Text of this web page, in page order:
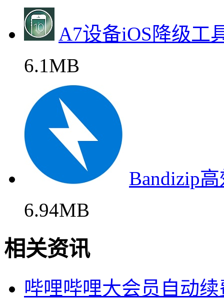
A7设备iOS降级工
6.1MB
Bandizip
6.94MB
相关资讯
哔哩哔哩大会员自动